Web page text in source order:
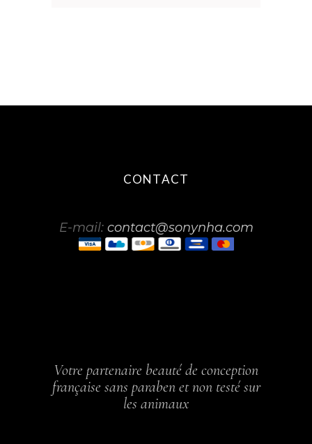
CONTACT
E-mail: contact@sonynha.com
Votre partenaire beauté de conception
française sans paraben et non testé sur
les animaux